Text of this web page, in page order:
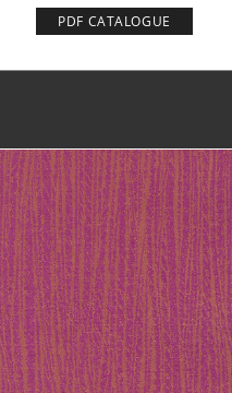
PDF CATALOGUE